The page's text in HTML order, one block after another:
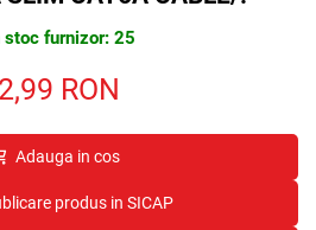
stoc furnizor: 25
RON
Adauga in cos
produs in SICAP